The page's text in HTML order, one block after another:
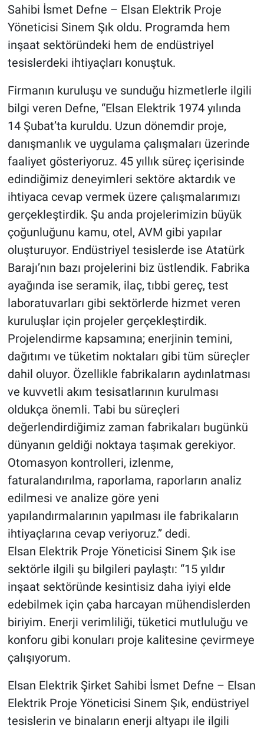
Sahibi İsmet Defne – Elsan Elektrik Proje
Yöneticisi Sinem Şık oldu. Programda hem
inşaat sektöründeki hem de endüstriyel
tesislerdeki ihtiyaçları konuştuk.
Firmanın kuruluşu ve sunduğu hizmetlerle ilgili
bilgi veren Defne, “Elsan Elektrik 1974 yılında
14 Şubat’ta kuruldu. Uzun dönemdir proje,
danışmanlık ve uygulama çalışmaları üzerinde
faaliyet gösteriyoruz. 45 yıllık süreç içerisinde
edindiğimiz deneyimleri sektöre aktardık ve
ihtiyaca cevap vermek üzere çalışmalarımızı
gerçekleştirdik. Şu anda projelerimizin büyük
çoğunluğunu kamu, otel, AVM gibi yapılar
oluşturuyor. Endüstriyel tesislerde ise Atatürk
Barajı’nın bazı projelerini biz üstlendik. Fabrika
ayağında ise seramik, ilaç, tıbbi gereç, test
laboratuvarları gibi sektörlerde hizmet veren
kuruluşlar için projeler gerçekleştirdik.
Projelendirme kapsamına; enerjinin temini,
dağıtımı ve tüketim noktaları gibi tüm süreçler
dahil oluyor. Özellikle fabrikaların aydınlatması
ve kuvvetli akım tesisatlarının kurulması
oldukça önemli. Tabi bu süreçleri
değerlendirdiğimiz zaman fabrikaları bugünkü
dünyanın geldiği noktaya taşımak gerekiyor.
Otomasyon kontrolleri, izlenme,
faturalandırılma, raporlama, raporların analiz
edilmesi ve analize göre yeni
yapılandırmalarının yapılması ile fabrikaların
ihtiyaçlarına cevap veriyoruz.” dedi.
Elsan Elektrik Proje Yöneticisi Sinem Şık ise
sektörle ilgili şu bilgileri paylaştı: “15 yıldır
inşaat sektöründe kesintisiz daha iyiyi elde
edebilmek için çaba harcayan mühendislerden
biriyim. Enerji verimliliği, tüketici mutluluğu ve
konforu gibi konuları proje kalitesine çevirmeye
çalışıyorum.
Elsan Elektrik Şirket Sahibi İsmet Defne – Elsan
Elektrik Proje Yöneticisi Sinem Şık, endüstriyel
tesislerin ve binaların enerji altyapı ile ilgili